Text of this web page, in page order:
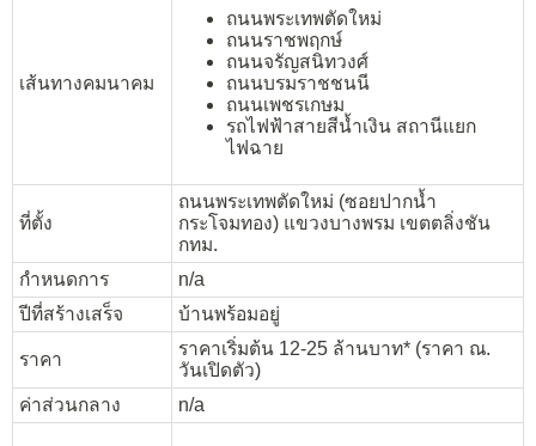
เส้นทางคมนาคม
ถนนพระเทพตัดใหม่
ถนนราชพฤกษ์
ถนนจรัญสนิทวงศ์
ถนนบรมราชชนนี
ถนนเพชรเกษม
รถไฟฟ้าสายสีน้ำเงิน สถานีแยก
ไฟฉาย
ที่ตั้ง
ถนนพระเทพตัดใหม่ (ซอยปากน้ำ
กระโจมทอง) แขวงบางพรม เขตตลิ่งชัน
กทม.
กำหนดการ
n/a
ปีที่สร้างเสร็จ
บ้านพร้อมอยู่
ราคา
ราคาเริ่มต้น 12-25 ล้านบาท* (ราคา ณ.
วันเปิดตัว)
ค่าส่วนกลาง
n/a